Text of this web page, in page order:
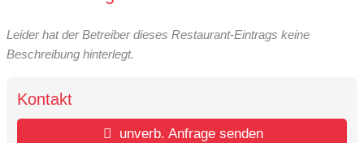
Leider hat der Betreiber dieses Restaurant-Eintrags keine
Beschreibung hinterlegt.
Kontakt
unverb. Anfrage senden